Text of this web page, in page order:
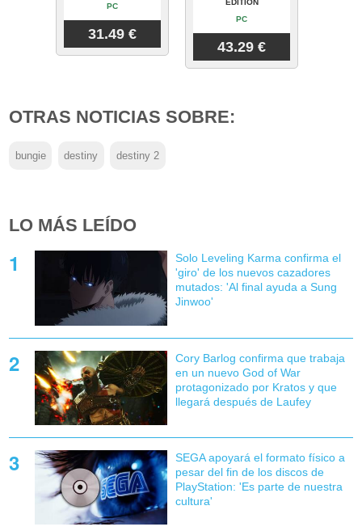
PC
31.49 €
EDITION
PC
43.29 €
OTRAS NOTICIAS SOBRE:
bungie destiny destiny 2
LO MÁS LEÍDO
Solo Leveling Karma confirma el
'giro' de los nuevos cazadores
mutados: 'Al final ayuda a Sung
Jinwoo'
Cory Barlog confirma que trabaja
en un nuevo God of War
protagonizado por Kratos y que
llegará después de Laufey
SEGA apoyará el formato físico a
pesar del fin de los discos de
PlayStation: 'Es parte de nuestra
cultura'